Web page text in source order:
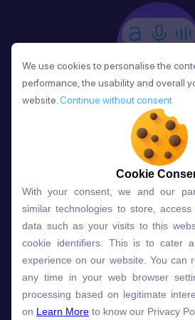
Phản Hồi
Sau mỗi bài học, người học
âm và ngữ pháp ngay lập tức,
và tiến bộ nhanh
Lựa chọn gói học
cho
We use cookies to personalise the
performance, the usability and overall
website. Continue without consent
Cookie
With your consent, we and our
similar technologies to store,
data such as your visits to this
cookie identifiers. This is to cater a
experience on our website. You can
any time in your web browser
processing based on legitimate
on Learn More to know our Privacy
We use cookies to personalise the
performance, the usability and overall
website. Continue without consent
Cookie
With your consent, we and our
similar technologies to store,
data such as your visits to this
cookie identifiers. This is to cater a
experience on our website. You can
any time in your web browser
processing based on legitimate
on Learn More to know our Privacy